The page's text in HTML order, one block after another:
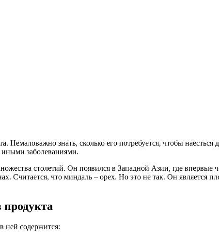
знать, сколько его потребуется, чтобы
заболеваниями.
столетий. Он появился в Западной Азии, где впервые
Считается, что миндаль – орех. Но это не так. Он является
ней содержится: